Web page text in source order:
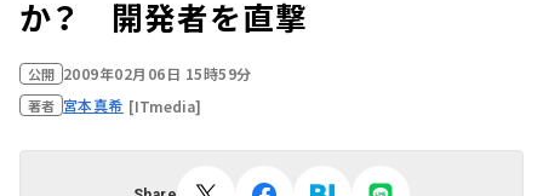
か？ 開発者を直撃
公開 2009年02月06日 15時59分
著者 宮本真希 [ITmedia]